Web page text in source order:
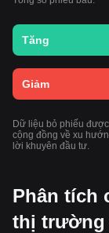
Tăng
Giảm
Dữ liệu bỏ phiếu
cộng đồng về xu
lời khuyên đầu tư.
Phân tích
thị trường